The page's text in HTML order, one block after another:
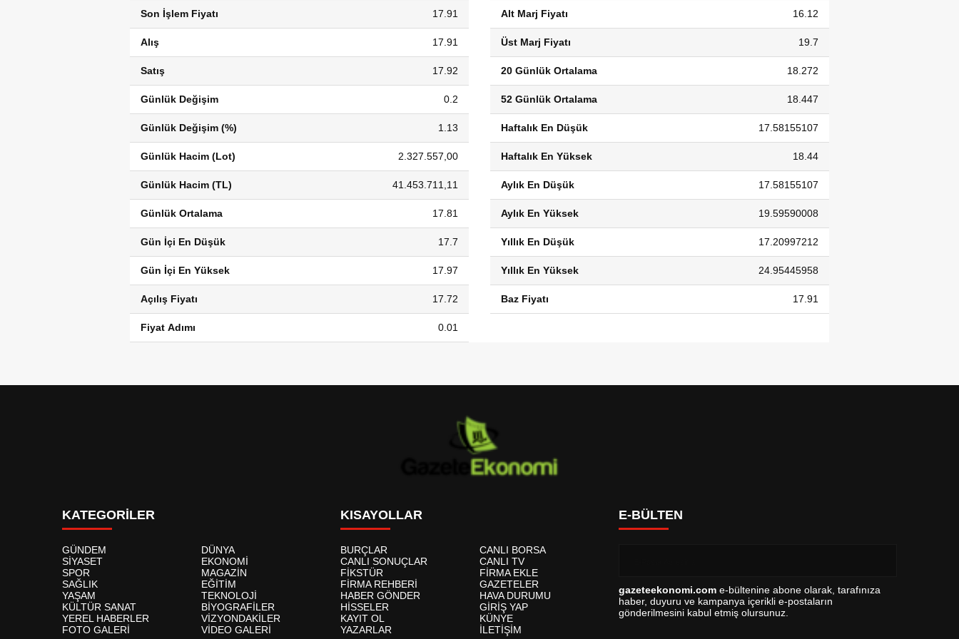
Son İşlem Fiyatı 17.91
Alış 17.91
Satış 17.92
Günlük Değişim 0.2
Günlük Değişim (%) 1.13
Günlük Hacim (Lot) 2.327.557,00
Günlük Hacim (TL) 41.453.711,11
Günlük Ortalama 17.81
Gün İçi En Düşük 17.7
Gün İçi En Yüksek 17.97
Açılış Fiyatı 17.72
Fiyat Adımı 0.01
Alt Marj Fiyatı 16.12
Üst Marj Fiyatı 19.7
20 Günlük Ortalama 18.272
52 Günlük Ortalama 18.447
Haftalık En Düşük 17.58155107
Haftalık En Yüksek 18.44
Aylık En Düşük 17.58155107
Aylık En Yüksek 19.59590008
Yıllık En Düşük 17.20997212
Yıllık En Yüksek 24.95445958
Baz Fiyatı 17.91
KATEGORİLER
GÜNDEM
DÜNYA
SİYASET
EKONOMİ
SPOR
MAGAZİN
SAĞLIK
EĞİTİM
YAŞAM
TEKNOLOJİ
KÜLTÜR SANAT
BİYOGRAFİLER
YEREL HABERLER
VİZYONDAKİLER
FOTO GALERİ
VİDEO GALERİ
KISAYOLLAR
BURÇLAR
CANLI BORSA
CANLI SONUÇLAR
CANLI TV
FİKSTÜR
FİRMA EKLE
FİRMA REHBERİ
GAZETELER
HABER GÖNDER
HAVA DURUMU
HİSSELER
GİRİŞ YAP
KAYIT OL
KÜNYE
YAZARLAR
İLETİŞİM
E-BÜLTEN
gazeteekonomi.com e-bültenine abone olarak, tarafınıza
haber, duyuru ve kampanya içerikli e-postaların
gönderilmesini kabul etmiş olursunuz.